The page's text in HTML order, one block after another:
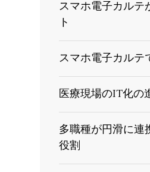
スマホ電子カルテ
ト
スマホ電子カルテ
医療現場のIT化の
多職種が円滑に
役割